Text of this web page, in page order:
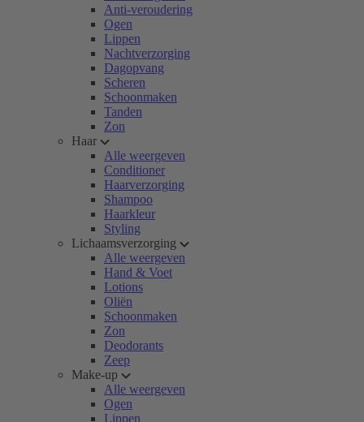
Anti-veroudering
Ogen
Lippen
Nachtverzorging
Dagopvang
Scheren
Schoonmaken
Tanden
Zon
Haar
Alle weergeven
Conditioner
Haarverzorging
Shampoo
Haarkleur
Styling
Lichaamsverzorging
Alle weergeven
Hand & Voet
Lotions
Oliën
Schoonmaken
Zon
Deodorants
Zeep
Make-up
Alle weergeven
Ogen
Lippen